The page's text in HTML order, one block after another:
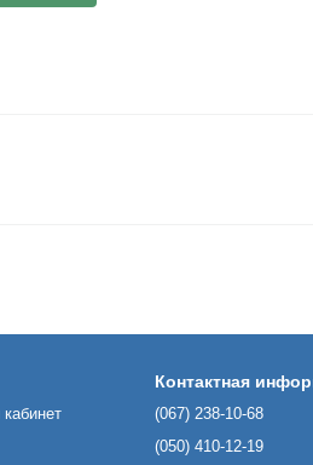
Контактная
(067) 238-10-68
(050) 410-12-19